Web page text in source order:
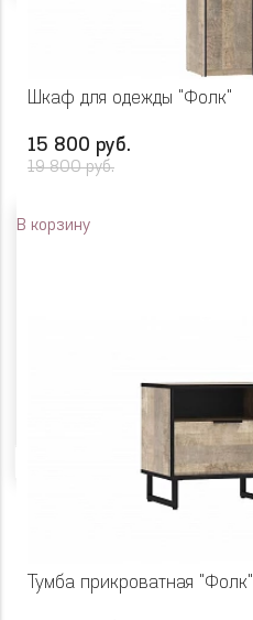
Шкаф для одежды "Фолк"
15 800 руб.
19 800 руб.
В корзину
Тумба прикроватная "Фолк"